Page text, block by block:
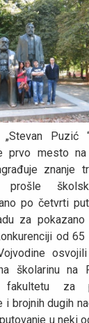
„Stevan Puzić
prvo mesto na
znanje
po četvrti
za pokazano
od
školarinu na
fakultetu za
i brojnih dugih
u neki